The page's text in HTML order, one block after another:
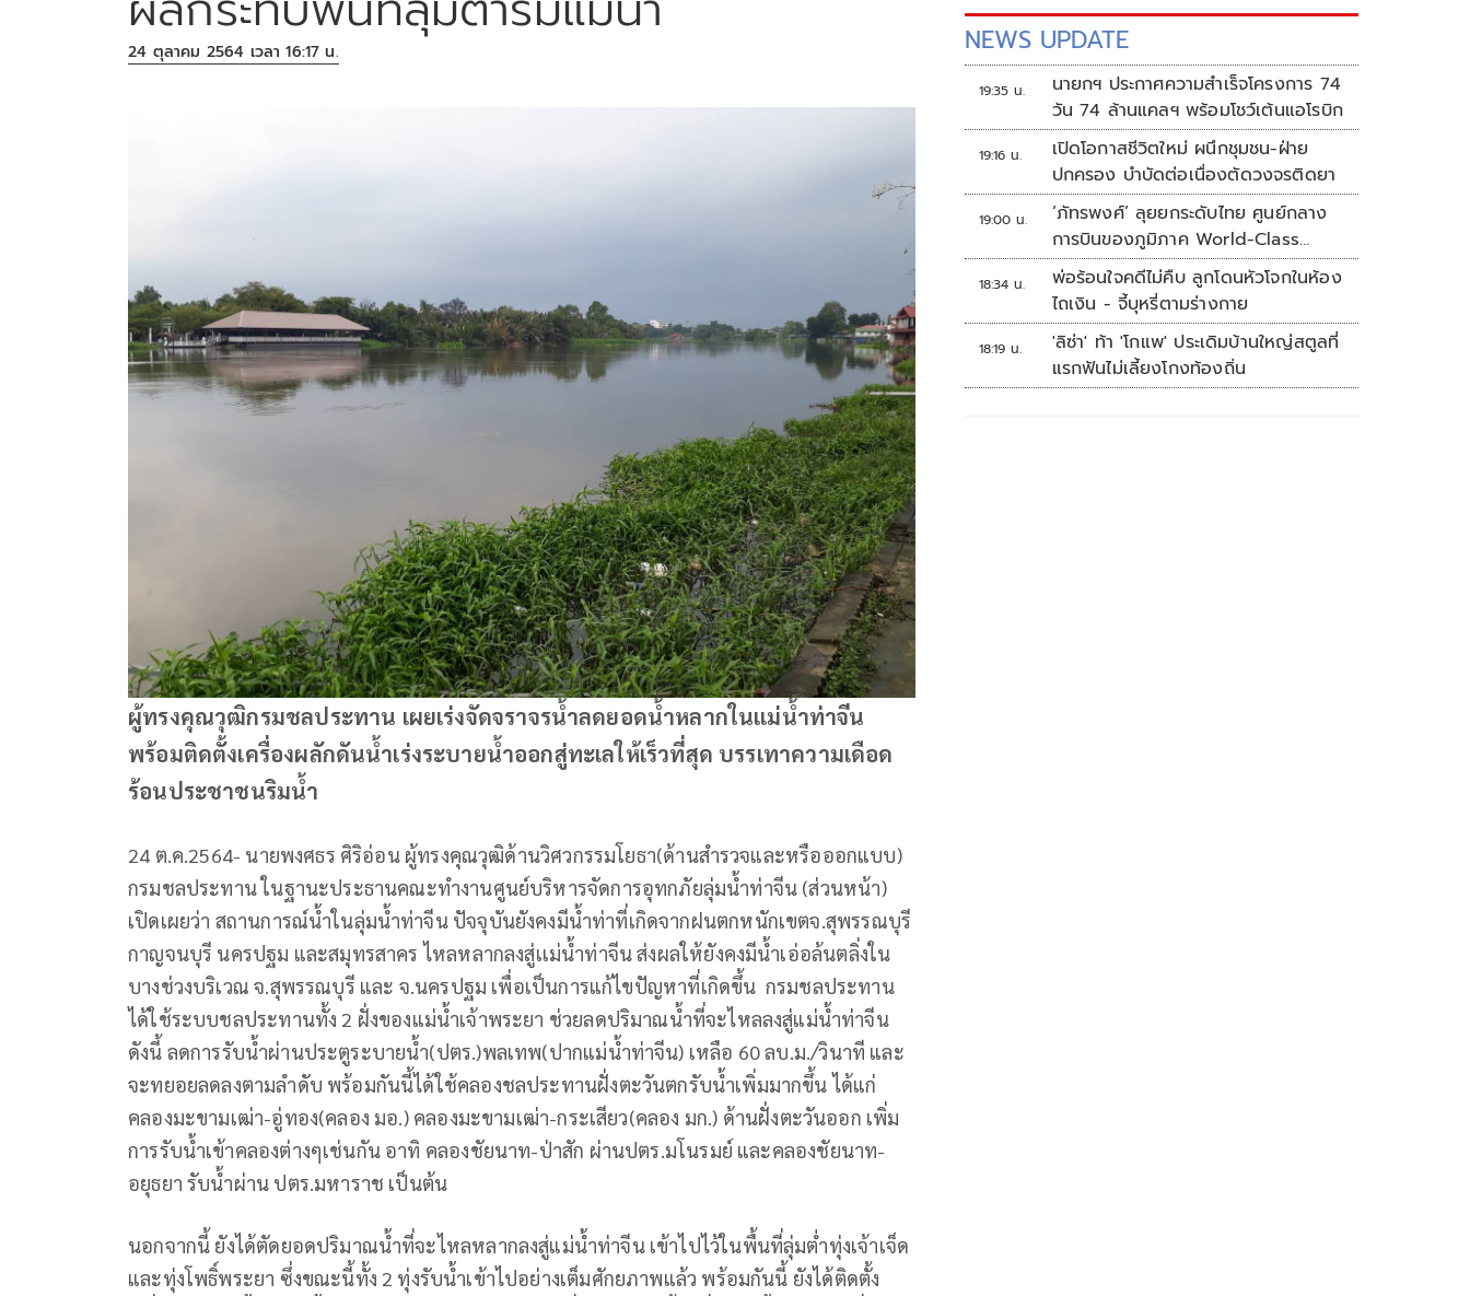
24 ตุลาคม 2564 เวลา 16:17 น.
ผู้ทรงคุณวุฒิกรมชลประทาน เผยเร่งจัดจราจรน้ำลดยอดน้ำหลากในแม่น้ำท่าจีน
พร้อมติดตั้งเครื่องผลักดันน้ำเร่งระบายน้ำออกสู่ทะเลให้เร็วที่สุด บรรเทาความเดือด
ร้อนประชาชนริมน้ำ
24 ต.ค.2564- นายพงศธร ศิริอ่อน ผู้ทรงคุณวุฒิด้านวิศวกรรมโยธา(ด้านสำรวจและหรือออกแบบ)
กรมชลประทาน ในฐานะประธานคณะทำงานศูนย์บริหารจัดการอุทกภัยลุ่มน้ำท่าจีน (ส่วนหน้า)
เปิดเผยว่า สถานการณ์น้ำในลุ่มน้ำท่าจีน ปัจจุบันยังคงมีน้ำท่าที่เกิดจากฝนตกหนักเขตจ.สุพรรณบุรี
กาญจนบุรี นครปฐม และสมุทรสาคร ไหลหลากลงสู่เเม่น้ำท่าจีน ส่งผลให้ยังคงมีน้ำเอ่อล้นตลิ่งใน
บางช่วงบริเวณ จ.สุพรรณบุรี และ จ.นครปฐม เพื่อเป็นการแก้ไขปัญหาที่เกิดขึ้น กรมชลประทาน
ได้ใช้ระบบชลประทานทั้ง 2 ฝั่งของแม่น้ำเจ้าพระยา ช่วยลดปริมาณน้ำที่จะไหลลงสู่แม่น้ำท่าจีน
ดังนี้ ลดการรับน้ำผ่านประตูระบายน้ำ(ปตร.)พลเทพ(ปากแม่น้ำท่าจีน) เหลือ 60 ลบ.ม./วินาที และ
จะทยอยลดลงตามลำดับ พร้อมกันนี้ได้ใช้คลองชลประทานฝั่งตะวันตกรับน้ำเพิ่มมากขึ้น ได้แก่
คลองมะขามเฒ่า-อู่ทอง(คลอง มอ.) คลองมะขามเฒ่า-กระเสียว(คลอง มก.) ด้านฝั่งตะวันออก เพิ่ม
การรับน้ำเข้าคลองต่างๆเช่นกัน อาทิ คลองชัยนาท-ป่าสัก ผ่านปตร.มโนรมย์ และคลองชัยนาท-
อยุธยา รับน้ำผ่าน ปตร.มหาราช เป็นต้น
นอกจากนี้ ยังได้ตัดยอดปริมาณน้ำที่จะไหลหลากลงสู่แม่น้ำท่าจีน เข้าไปไว้ในพื้นที่ลุ่มต่ำทุ่งเจ้าเจ็ด
และทุ่งโพธิ์พระยา ซึ่งขณะนี้ทั้ง 2 ทุ่งรับน้ำเข้าไปอย่างเต็มศักยภาพแล้ว พร้อมกันนี้ ยังได้ติดตั้ง
NEWS UPDATE
19:35 น.
นายกฯ ประกาศความสำเร็จโครงการ 74
วัน 74 ล้านแคลฯ พร้อมโชว์เต้นแอโรบิก
19:16 น.
เปิดโอกาสชีวิตใหม่ ผนึกชุมชน-ฝ่าย
ปกครอง บำบัดต่อเนื่องตัดวงจรติดยา
19:00 น.
‘ภัทรพงศ์’ ลุยยกระดับไทย ศูนย์กลาง
การบินของภูมิภาค World-Class
Aviation Hub | ห้องข่าวไทยโพสต์สุด
สัปดาห์
18:34 น.
พ่อร้อนใจคดีไม่คืบ ลูกโดนหัวโจกในห้อง
ไถเงิน - จี้บุหรี่ตามร่างกาย
18:19 น.
'ลิซ่า' ท้า 'โกแพ' ประเดิมบ้านใหญ่สตูลที่
แรกฟันไม่เลี้ยงโกงท้องถิ่น